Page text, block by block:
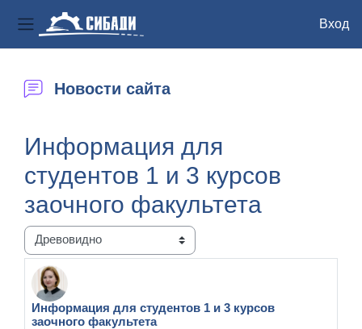
Боковая панель
Вход
Новости сайта
Информация для
студентов 1 и 3 курсов
заочного факультета
Режим отображения
Информация для студентов 1 и 3 курсов
заочного факультета
Количество ответов: 0